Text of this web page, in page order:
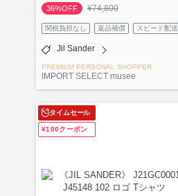
36%OFF
¥74,800
関税負担なし 返品補償 スピード配送
Jil Sander
PREMIUM PERSONAL SHOPPER
IMPORT SELECT musee
タイムセール
¥100クーポン